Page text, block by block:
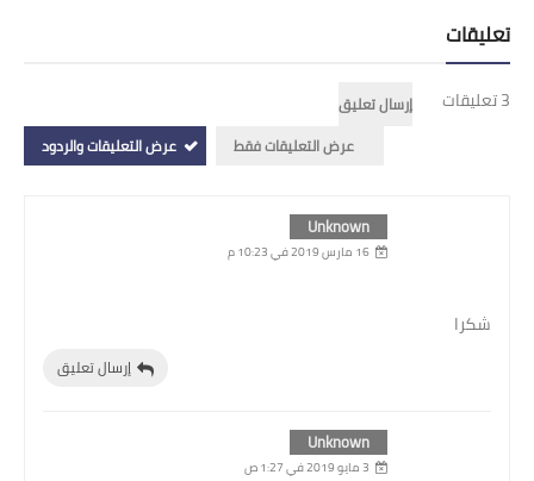
تعليقات
3 تعليقات
إرسال تعليق
عرض التعليقات فقط
عرض التعليقات والردود
Unknown
16 مارس 2019 في 10:23 م
شكرا
إرسال تعليق
Unknown
3 مايو 2019 في 1:27 ص